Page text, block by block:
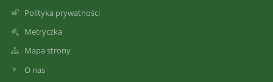
Polityka prywatności
Metryczka
Mapa strony
O nas